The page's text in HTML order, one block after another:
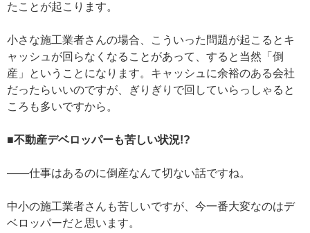
たことが起こります。
小さな施工業者さんの場合、こういった問題が起こるとキ
ャッシュが回らなくなることがあって、すると当然「倒
産」ということになります。キャッシュに余裕のある会社
だったらいいのですが、ぎりぎりで回していらっしゃると
ころも多いですから。
■不動産デベロッパーも苦しい状況!?
——仕事はあるのに倒産なんて切ない話ですね。
中小の施工業者さんも苦しいですが、今一番大変なのはデ
ベロッパーだと思います。